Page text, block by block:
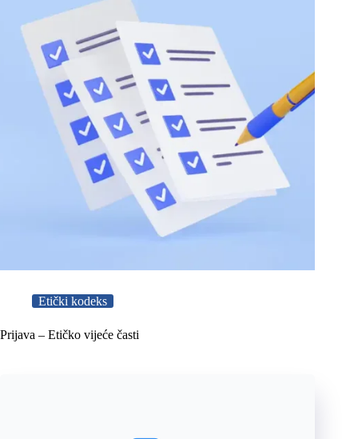
Etički kodeks
Prijava – Etičko vijeće časti